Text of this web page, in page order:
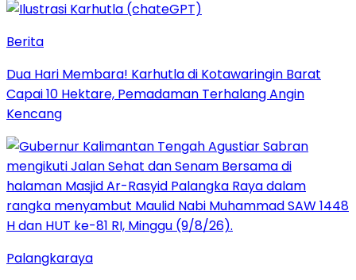
Berita
Dua Hari Membara! Karhutla di Kotawaringin Barat
Capai 10 Hektare, Pemadaman Terhalang Angin
Kencang
Palangkaraya